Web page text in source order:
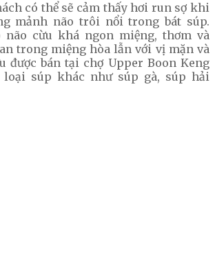
có thể sẽ cảm thấy hơi run sợ khi
mảnh não trôi nổi trong bát súp.
não cừu khá ngon miệng, thơm và
trong miệng hòa lẫn với vị mặn và
được bán tại chợ Upper Boon Keng
loại súp khác như súp gà, súp hải